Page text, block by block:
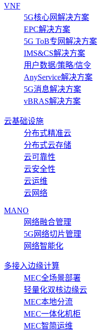
VNF
5G核心网解决方案
EPC解决方案
5G ToB专网解决方案
IMS&CS解决方案
用户数据/策略/信令
AnyService解决方案
5G消息解决方案
vBRAS解决方案
云基础设施
分布式精准云
分布式云存储
云可靠性
云安全性
云运维
云网络
MANO
网络融合管理
5G网络切片管理
网络智能化
多接入边缘计算
MEC全场景部署
轻量化双核边缘云
MEC本地分流
MEC一体化机柜
MEC智简运维